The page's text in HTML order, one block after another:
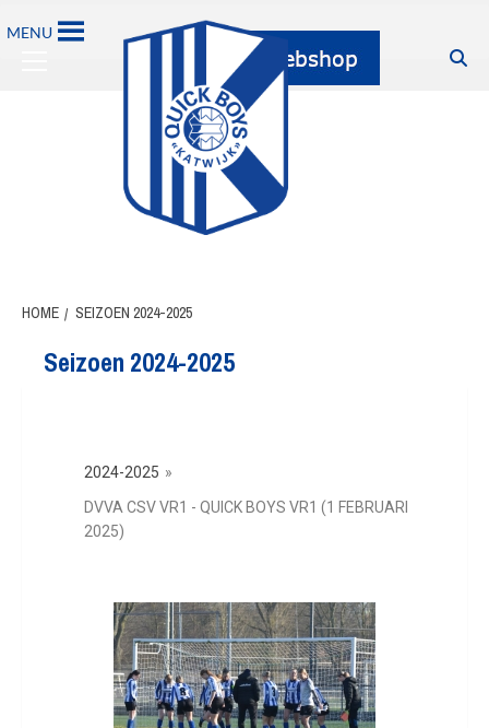
MENU
HOME SEIZOEN 2024-2025
Seizoen 2024-2025
2024-2025 »
DVVA CSV VR1 - QUICK BOYS VR1 (1 FEBRUARI
2025)